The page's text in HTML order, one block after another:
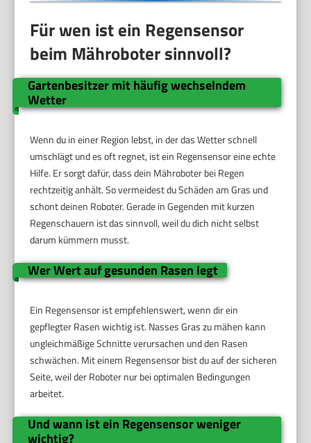
Für wen ist ein Regensensor
beim Mähroboter sinnvoll?
Gartenbesitzer mit häufig wechselndem
Wetter
Wenn du in einer Region lebst, in der das Wetter schnell
umschlägt und es oft regnet, ist ein Regensensor eine echte
Hilfe. Er sorgt dafür, dass dein Mähroboter bei Regen
rechtzeitig anhält. So vermeidest du Schäden am Gras und
schont deinen Roboter. Gerade in Gegenden mit kurzen
Regenschauern ist das sinnvoll, weil du dich nicht selbst
darum kümmern musst.
Wer Wert auf gesunden Rasen legt
Ein Regensensor ist empfehlenswert, wenn dir ein
gepflegter Rasen wichtig ist. Nasses Gras zu mähen kann
ungleichmäßige Schnitte verursachen und den Rasen
schwächen. Mit einem Regensensor bist du auf der sicheren
Seite, weil der Roboter nur bei optimalen Bedingungen
arbeitet.
Und wann ist ein Regensensor weniger
wichtig?